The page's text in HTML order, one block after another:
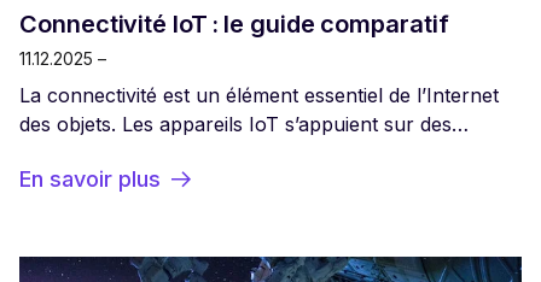
Connectivité IoT : le guide comparatif
11.12.2025 –
La connectivité est un élément essentiel de l’Internet
des objets. Les appareils IoT s’appuient sur des
(gateways), des applications, des serveurs, des
données - permet aux appareils IoT d’exécuter les
En savoir plus